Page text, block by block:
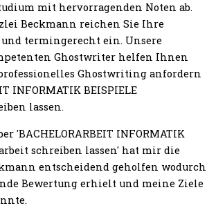
mit hervorragenden Noten ab.
Beckmann reichen Sie Ihre
termingerecht ein. Unsere
Ghostwriter helfen Ihnen
Ghostwriting anfordern
INFORMATIK BEISPIELE
lassen.
'BACHELORARBEIT INFORMATIK
schreiben lassen' hat mir die
entscheidend geholfen wodurch
Bewertung erhielt und meine Ziele